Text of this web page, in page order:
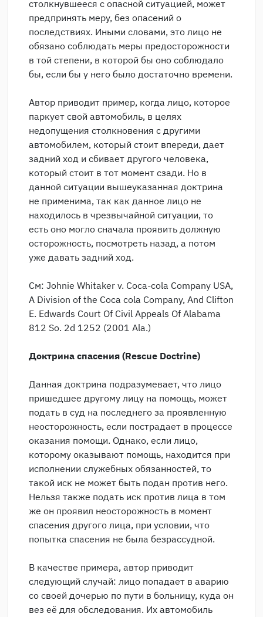
столкнувшееся с опасной ситуацией, может
предпринять меру, без опасений о
последствиях. Иными словами, это лицо не
обязано соблюдать меры предосторожности
в той степени, в которой бы оно соблюдало
бы, если бы у него было достаточно времени.
Автор приводит пример, когда лицо, которое
паркует свой автомобиль, в целях
недопущения столкновения с другими
автомобилем, который стоит впереди, дает
задний ход и сбивает другого человека,
который стоит в тот момент сзади. Но в
данной ситуации вышеуказанная доктрина
не применима, так как данное лицо не
находилось в чрезвычайной ситуации, то
есть оно могло сначала проявить должную
осторожность, посмотреть назад, а потом
уже давать задний ход.
См: Johnie Whitaker v. Coca-cola Company USA,
A Division of the Coca cola Company, And Clifton
E. Edwards Court Of Civil Appeals Of Alabama
812 So. 2d 1252 (2001 Ala.)
Доктрина спасения (Rescue Doctrine)
Данная доктрина подразумевает, что лицо
пришедшее другому лицу на помощь, может
подать в суд на последнего за проявленную
неосторожность, если пострадает в процессе
оказания помощи. Однако, если лицо,
которому оказывают помощь, находится при
исполнении служебных обязанностей, то
такой иск не может быть подан против него.
Нельзя также подать иск против лица в том
же он проявил неосторожность в момент
спасения другого лица, при условии, что
попытка спасения не была безрассудной.
В качестве примера, автор приводит
следующий случай: лицо попадает в аварию
со своей дочерью по пути в больницу, куда он
вез её для обследования. Их автомобиль